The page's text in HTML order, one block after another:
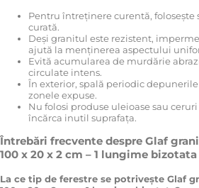
Pentru întreținere curentă, folosește
curată.
Deși granitul este rezistent,
ajută la menținerea aspectului
Evită acumularea de murdărie
circulate intens.
În exterior, spală periodic
zonele expuse.
Nu folosi produse uleioase sau
încărca inutil suprafața.
Întrebări frecvente despre Glaf
100 x 20 x 2 cm – 1 lungime bizotata
La ce tip de ferestre se potrivește Glaf